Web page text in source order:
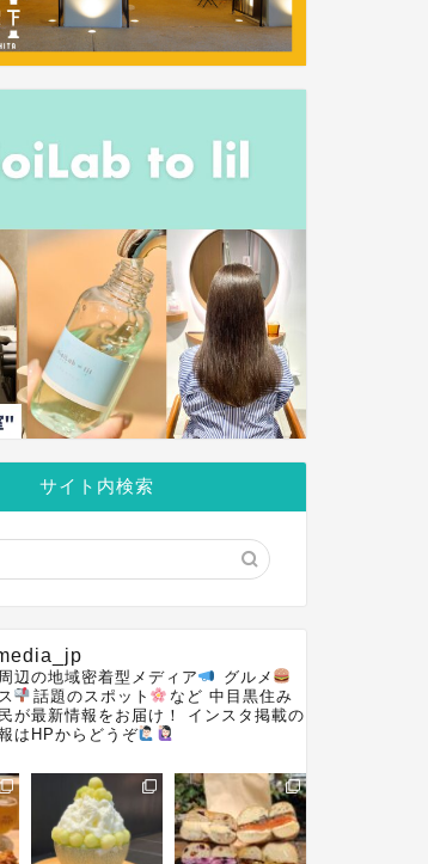
サイト内検索
辺の地域密着型メディア
グルメ
話題のスポット など 中目黒住み
が最新情報をお届け！
インスタ掲載の
はHPからどうぞ